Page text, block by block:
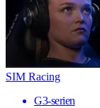
SIM Racing
G3-serien